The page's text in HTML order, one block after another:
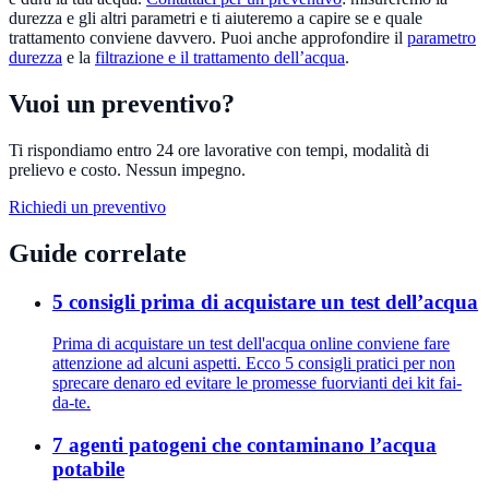
durezza e gli altri parametri e ti aiuteremo a capire se e quale
trattamento conviene davvero. Puoi anche approfondire il parametro
durezza e la filtrazione e il trattamento dell’acqua.
Vuoi un preventivo?
Ti rispondiamo entro 24 ore lavorative con tempi, modalità di
prelievo e costo. Nessun impegno.
Richiedi un preventivo
Guide correlate
5 consigli prima di acquistare un test dell’acqua
Prima di acquistare un test dell'acqua online conviene fare
attenzione ad alcuni aspetti. Ecco 5 consigli pratici per non
sprecare denaro ed evitare le promesse fuorvianti dei kit fai-
da-te.
7 agenti patogeni che contaminano l’acqua
potabile